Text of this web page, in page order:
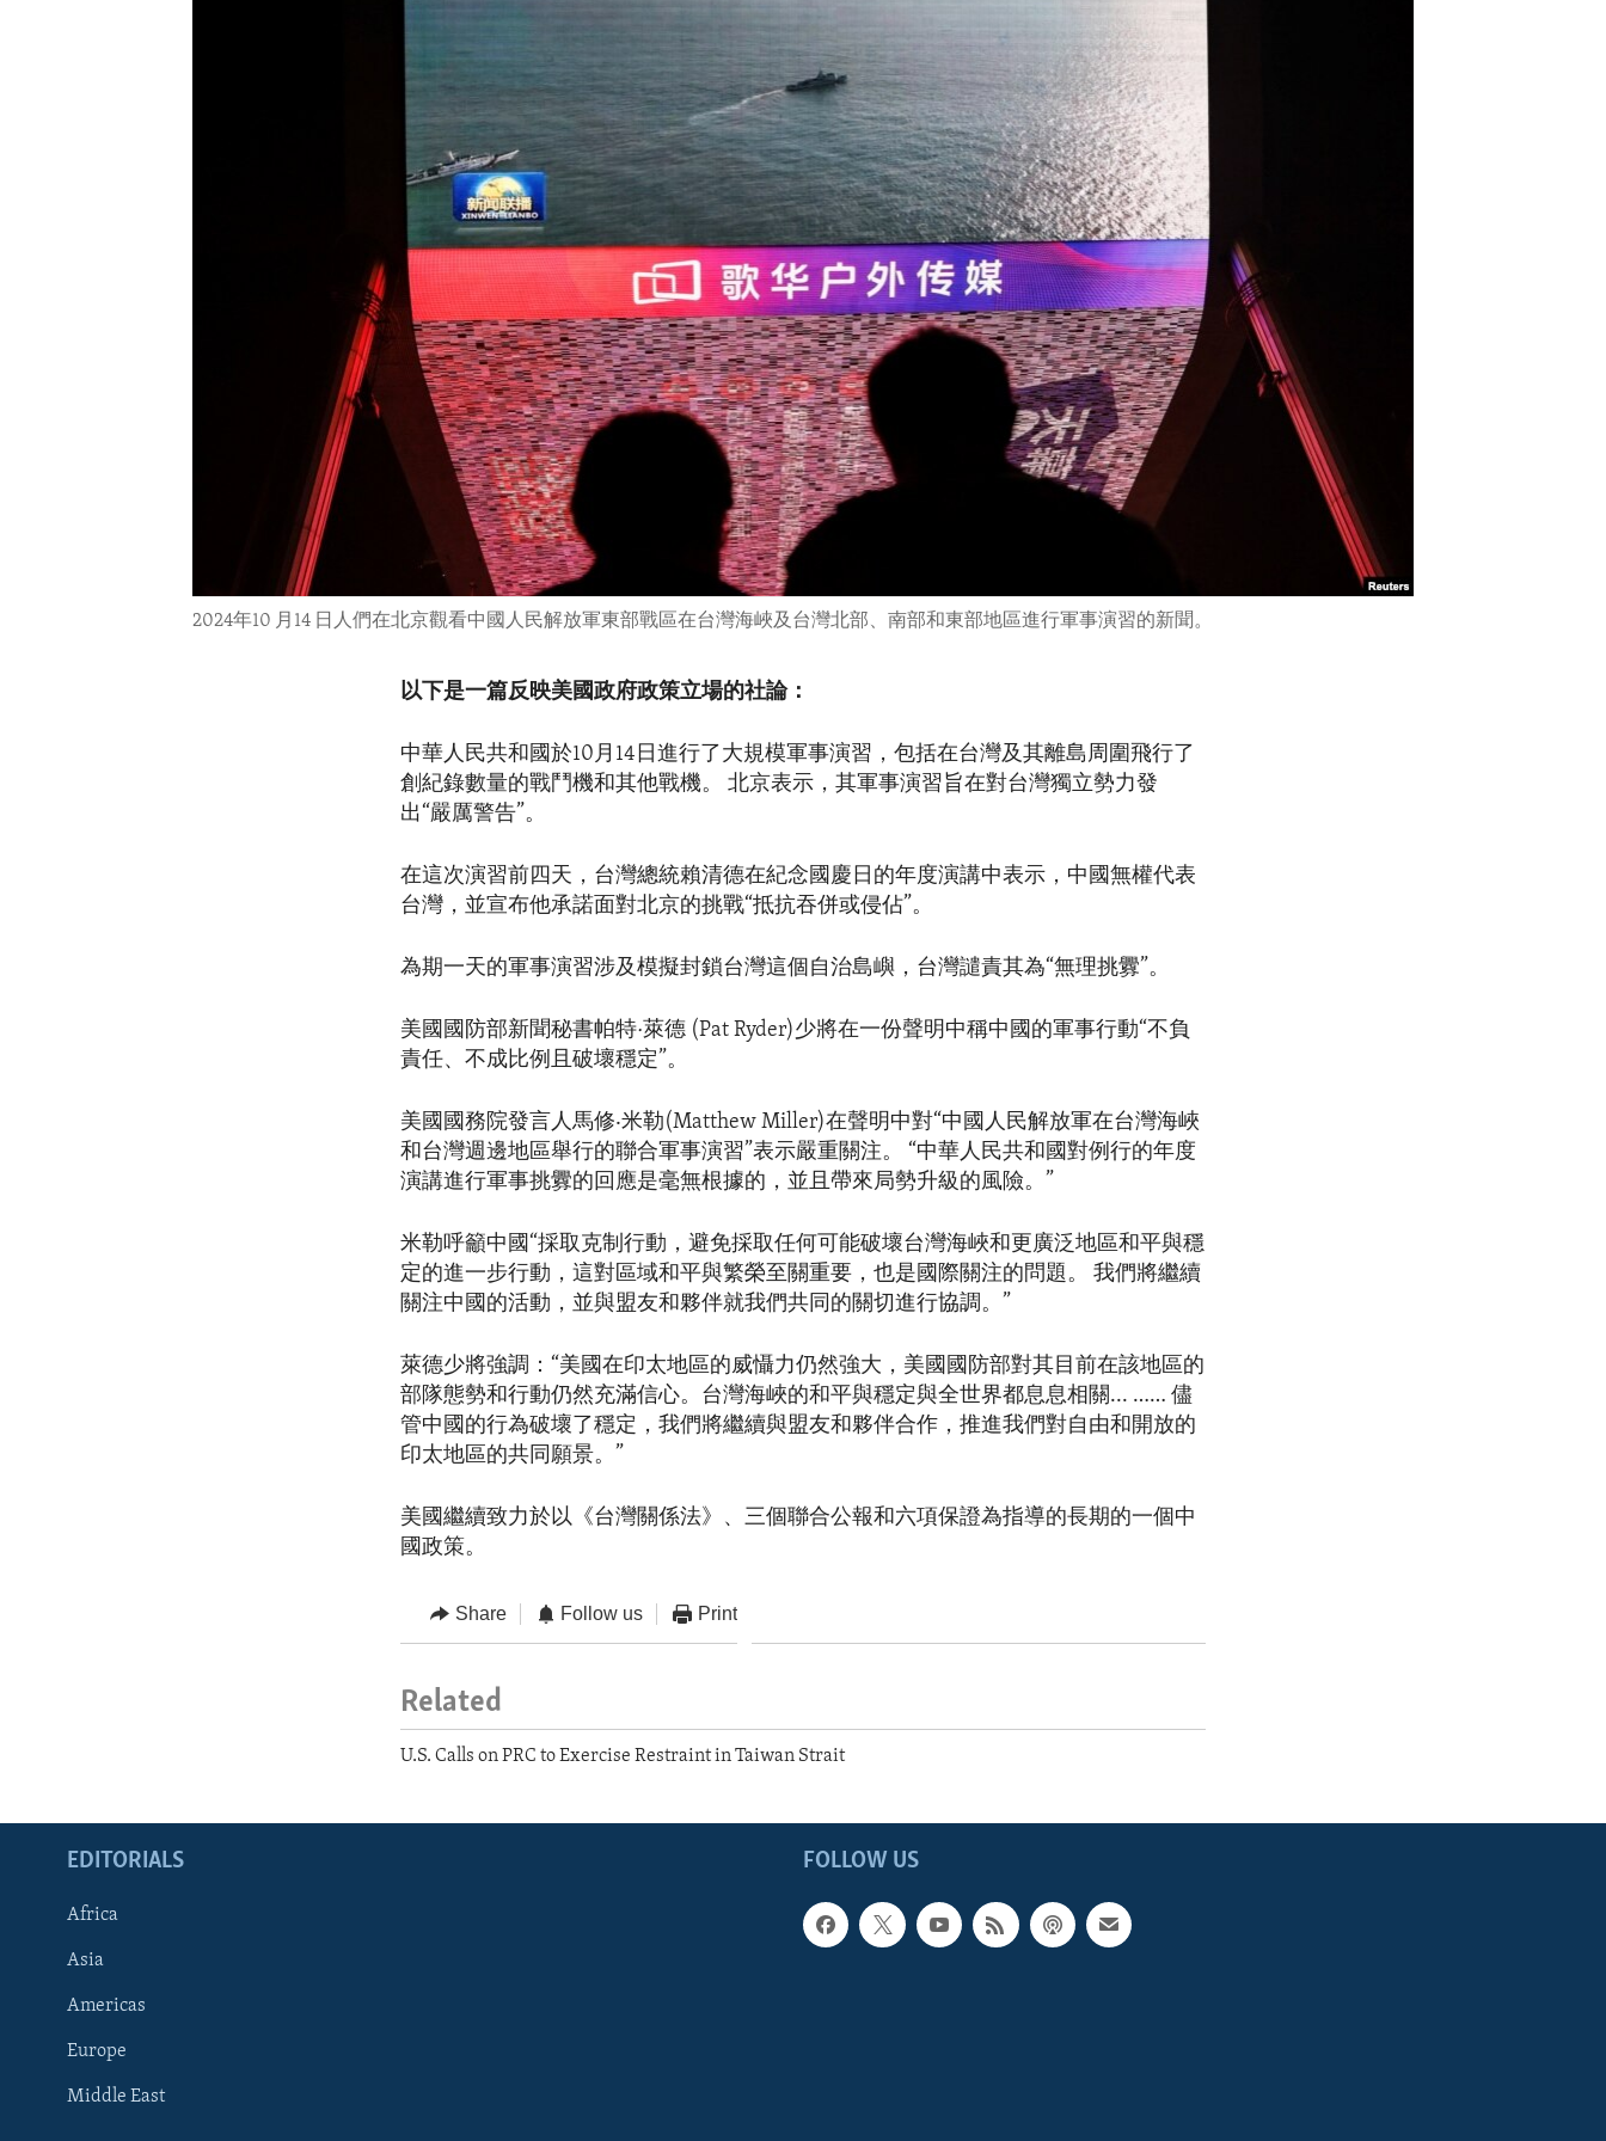
2024年10 月14 日人們在北京觀看中國人民解放軍東部戰區在台灣海峽及台灣北部、南部和東部地區進行軍事演習的新聞。
以下是一篇反映美國政府政策立場的社論：
中華人民共和國於10月14日進行了大規模軍事演習，包括在台灣及其離島周圍飛行了
創紀錄數量的戰鬥機和其他戰機。 北京表示，其軍事演習旨在對台灣獨立勢力發
出“嚴厲警告”。
在這次演習前四天，台灣總統賴清德在紀念國慶日的年度演講中表示，中國無權代表
台灣，並宣布他承諾面對北京的挑戰“抵抗吞併或侵佔”。
為期一天的軍事演習涉及模擬封鎖台灣這個自治島嶼，台灣譴責其為“無理挑釁”。
美國國防部新聞秘書帕特·萊德 (Pat Ryder)少將在一份聲明中稱中國的軍事行動“不負
責任、不成比例且破壞穩定”。
美國國務院發言人馬修‧米勒(Matthew Miller)在聲明中對“中國人民解放軍在台灣海峽
和台灣週邊地區舉行的聯合軍事演習”表示嚴重關注。 “中華人民共和國對例行的年度
演講進行軍事挑釁的回應是毫無根據的，並且帶來局勢升級的風險。”
米勒呼籲中國“採取克制行動，避免採取任何可能破壞台灣海峽和更廣泛地區和平與穩
定的進一步行動，這對區域和平與繁榮至關重要，也是國際關注的問題。 我們將繼續
關注中國的活動，並與盟友和夥伴就我們共同的關切進行協調。”
萊德少將強調：“美國在印太地區的威懾力仍然強大，美國國防部對其目前在該地區的
部隊態勢和行動仍然充滿信心。台灣海峽的和平與穩定與全世界都息息相關... …… 儘
管中國的行為破壞了穩定，我們將繼續與盟友和夥伴合作，推進我們對自由和開放的
印太地區的共同願景。”
美國繼續致力於以《台灣關係法》、三個聯合公報和六項保證為指導的長期的一個中
國政策。
Share Follow us Print
Related
U.S. Calls on PRC to Exercise Restraint in Taiwan Strait
FOLLOW US
EDITORIALS
Africa
Asia
Americas
Europe
Middle East